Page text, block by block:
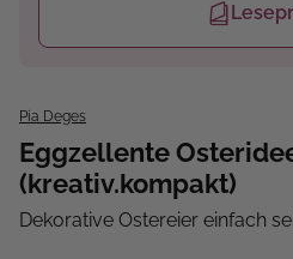
Pia Deges
Eggzellente
(kreativ.kompakt)
Dekorative Ostereier einfach